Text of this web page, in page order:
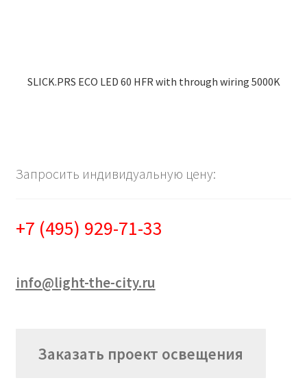
SLICK.PRS ECO LED 60 HFR with through wiring 5000K
Запросить индивидуальную цену:
+7 (495) 929-71-33
info@light-the-city.ru
Заказать проект освещения